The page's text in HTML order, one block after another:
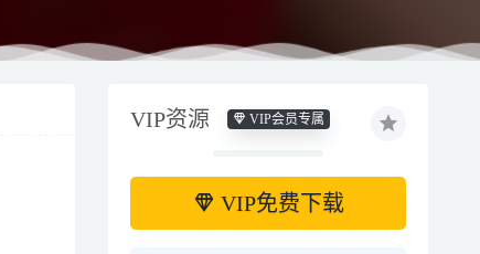
VIP资源 VIP会员专属
VIP免费下载